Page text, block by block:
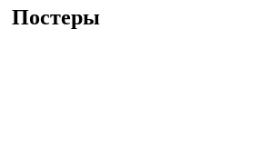
Постеры